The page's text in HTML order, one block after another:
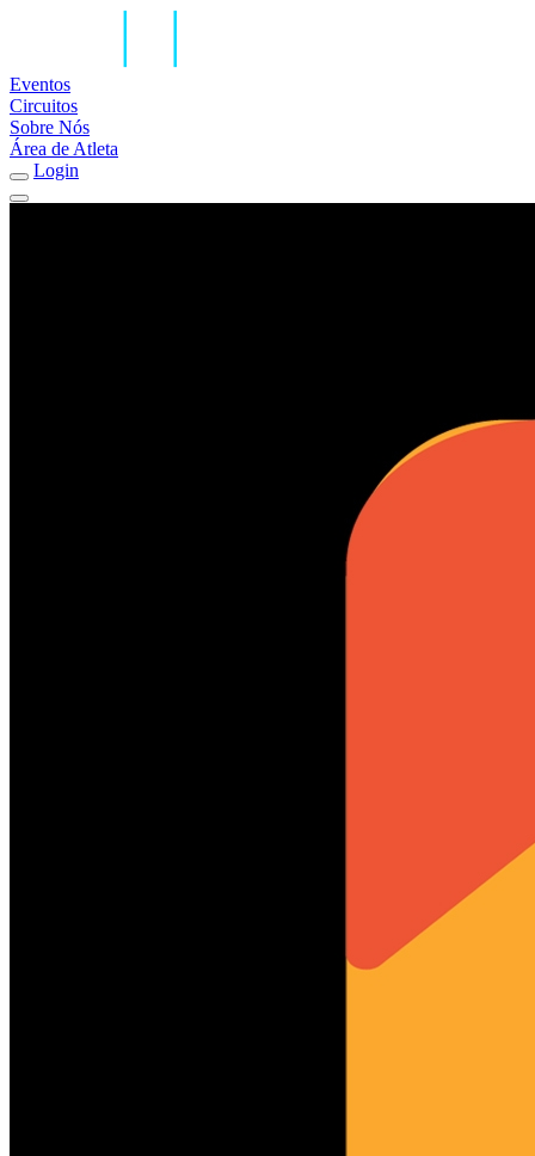
Eventos
Circuitos
Sobre Nós
Área de Atleta
Login